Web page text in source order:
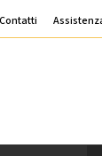
Contatti